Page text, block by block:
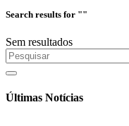
Search results for ""
Sem resultados
Últimas Notícias